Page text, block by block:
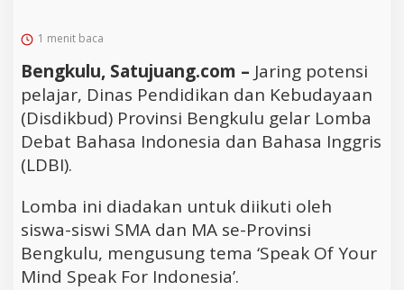
1 menit baca
Bengkulu, Satujuang.com – Jaring potensi
pelajar, Dinas Pendidikan dan Kebudayaan
(Disdikbud) Provinsi Bengkulu gelar Lomba
Debat Bahasa Indonesia dan Bahasa Inggris
(LDBI).
Lomba ini diadakan untuk diikuti oleh
siswa-siswi SMA dan MA se-Provinsi
Bengkulu, mengusung tema ‘Speak Of Your
Mind Speak For Indonesia’.